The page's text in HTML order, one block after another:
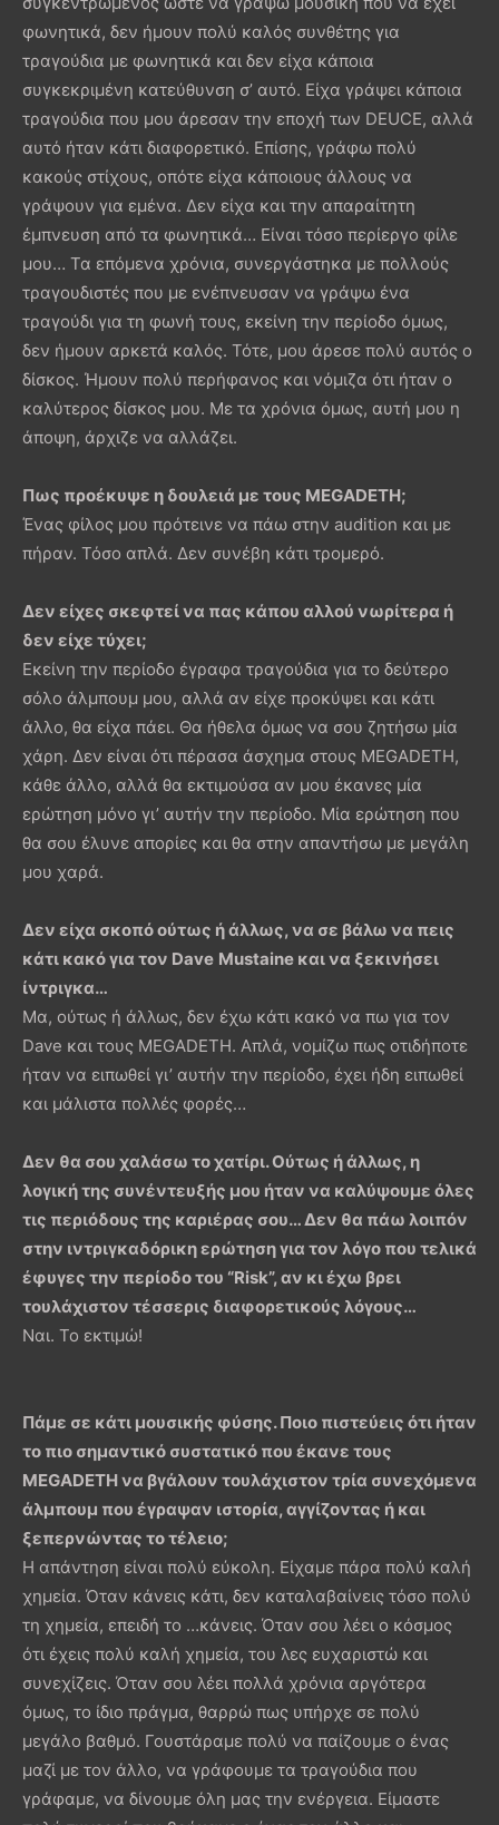
φωνητικά, δεν ήμουν πολύ καλός συνθέτης για
τραγούδια με φωνητικά και δεν είχα κάποια
συγκεκριμένη κατεύθυνση σ’ αυτό. Είχα γράψει κάποια
τραγούδια που μου άρεσαν την εποχή των DEUCE, αλλά
αυτό ήταν κάτι διαφορετικό. Επίσης, γράφω πολύ
κακούς στίχους, οπότε είχα κάποιους άλλους να
γράψουν για εμένα. Δεν είχα και την απαραίτητη
έμπνευση από τα φωνητικά… Είναι τόσο περίεργο φίλε
μου… Τα επόμενα χρόνια, συνεργάστηκα με πολλούς
τραγουδιστές που με ενέπνευσαν να γράψω ένα
τραγούδι για τη φωνή τους, εκείνη την περίοδο όμως,
δεν ήμουν αρκετά καλός. Τότε, μου άρεσε πολύ αυτός ο
δίσκος. Ήμουν πολύ περήφανος και νόμιζα ότι ήταν ο
καλύτερος δίσκος μου. Με τα χρόνια όμως, αυτή μου η
άποψη, άρχιζε να αλλάζει.
Πως προέκυψε η δουλειά με τους MEGADETH;
Ένας φίλος μου πρότεινε να πάω στην audition και με
πήραν. Τόσο απλά. Δεν συνέβη κάτι τρομερό.
Δεν είχες σκεφτεί να πας κάπου αλλού νωρίτερα ή
δεν είχε τύχει;
Εκείνη την περίοδο έγραφα τραγούδια για το δεύτερο
σόλο άλμπουμ μου, αλλά αν είχε προκύψει και κάτι
άλλο, θα είχα πάει. Θα ήθελα όμως να σου ζητήσω μία
χάρη. Δεν είναι ότι πέρασα άσχημα στους MEGADETH,
κάθε άλλο, αλλά θα εκτιμούσα αν μου έκανες μία
ερώτηση μόνο γι’ αυτήν την περίοδο. Μία ερώτηση που
θα σου έλυνε απορίες και θα στην απαντήσω με μεγάλη
μου χαρά.
Δεν είχα σκοπό ούτως ή άλλως, να σε βάλω να πεις
κάτι κακό για τον Dave Mustaine και να ξεκινήσει
ίντριγκα…
Μα, ούτως ή άλλως, δεν έχω κάτι κακό να πω για τον
Dave και τους MEGADETH. Απλά, νομίζω πως οτιδήποτε
ήταν να ειπωθεί γι’ αυτήν την περίοδο, έχει ήδη ειπωθεί
και μάλιστα πολλές φορές…
Δεν θα σου χαλάσω το χατίρι. Ούτως ή άλλως, η
λογική της συνέντευξής μου ήταν να καλύψουμε όλες
τις περιόδους της καριέρας σου… Δεν θα πάω λοιπόν
στην ιντριγκαδόρικη ερώτηση για τον λόγο που τελικά
έφυγες την περίοδο του “Risk”, αν κι έχω βρει
τουλάχιστον τέσσερις διαφορετικούς λόγους…
Ναι. Το εκτιμώ!
Πάμε σε κάτι μουσικής φύσης. Ποιο πιστεύεις ότι ήταν
το πιο σημαντικό συστατικό που έκανε τους
MEGADETHνα βγάλουν τουλάχιστον τρία συνεχόμενα
άλμπουμ που έγραψαν ιστορία, αγγίζοντας ή και
ξεπερνώντας το τέλειο;
Η απάντηση είναι πολύ εύκολη. Είχαμε πάρα πολύ καλή
χημεία. Όταν κάνεις κάτι, δεν καταλαβαίνεις τόσο πολύ
τη χημεία, επειδή το …κάνεις. Όταν σου λέει ο κόσμος
ότι έχεις πολύ καλή χημεία, του λες ευχαριστώ και
συνεχίζεις. Όταν σου λέει πολλά χρόνια αργότερα
όμως, το ίδιο πράγμα, θαρρώ πως υπήρχε σε πολύ
μεγάλο βαθμό. Γουστάραμε πολύ να παίζουμε ο ένας
μαζί με τον άλλο, να γράφουμε τα τραγούδια που
γράφαμε, να δίνουμε όλη μας την ενέργεια. Είμαστε